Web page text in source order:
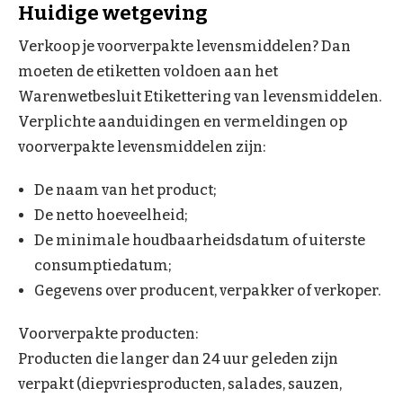
Huidige wetgeving
Verkoop je voorverpakte levensmiddelen? Dan
moeten de etiketten voldoen aan het
Warenwetbesluit Etikettering van levensmiddelen.
Verplichte aanduidingen en vermeldingen op
voorverpakte levensmiddelen zijn:
De naam van het product;
De netto hoeveelheid;
De minimale houdbaarheidsdatum of uiterste
consumptiedatum;
Gegevens over producent, verpakker of verkoper.
Voorverpakte producten:
Producten die langer dan 24 uur geleden zijn
verpakt (diepvriesproducten, salades, sauzen,